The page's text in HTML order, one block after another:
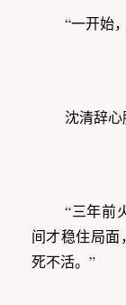
“一开始
沈清辞心
“三年前
间才稳住局
死不活。”